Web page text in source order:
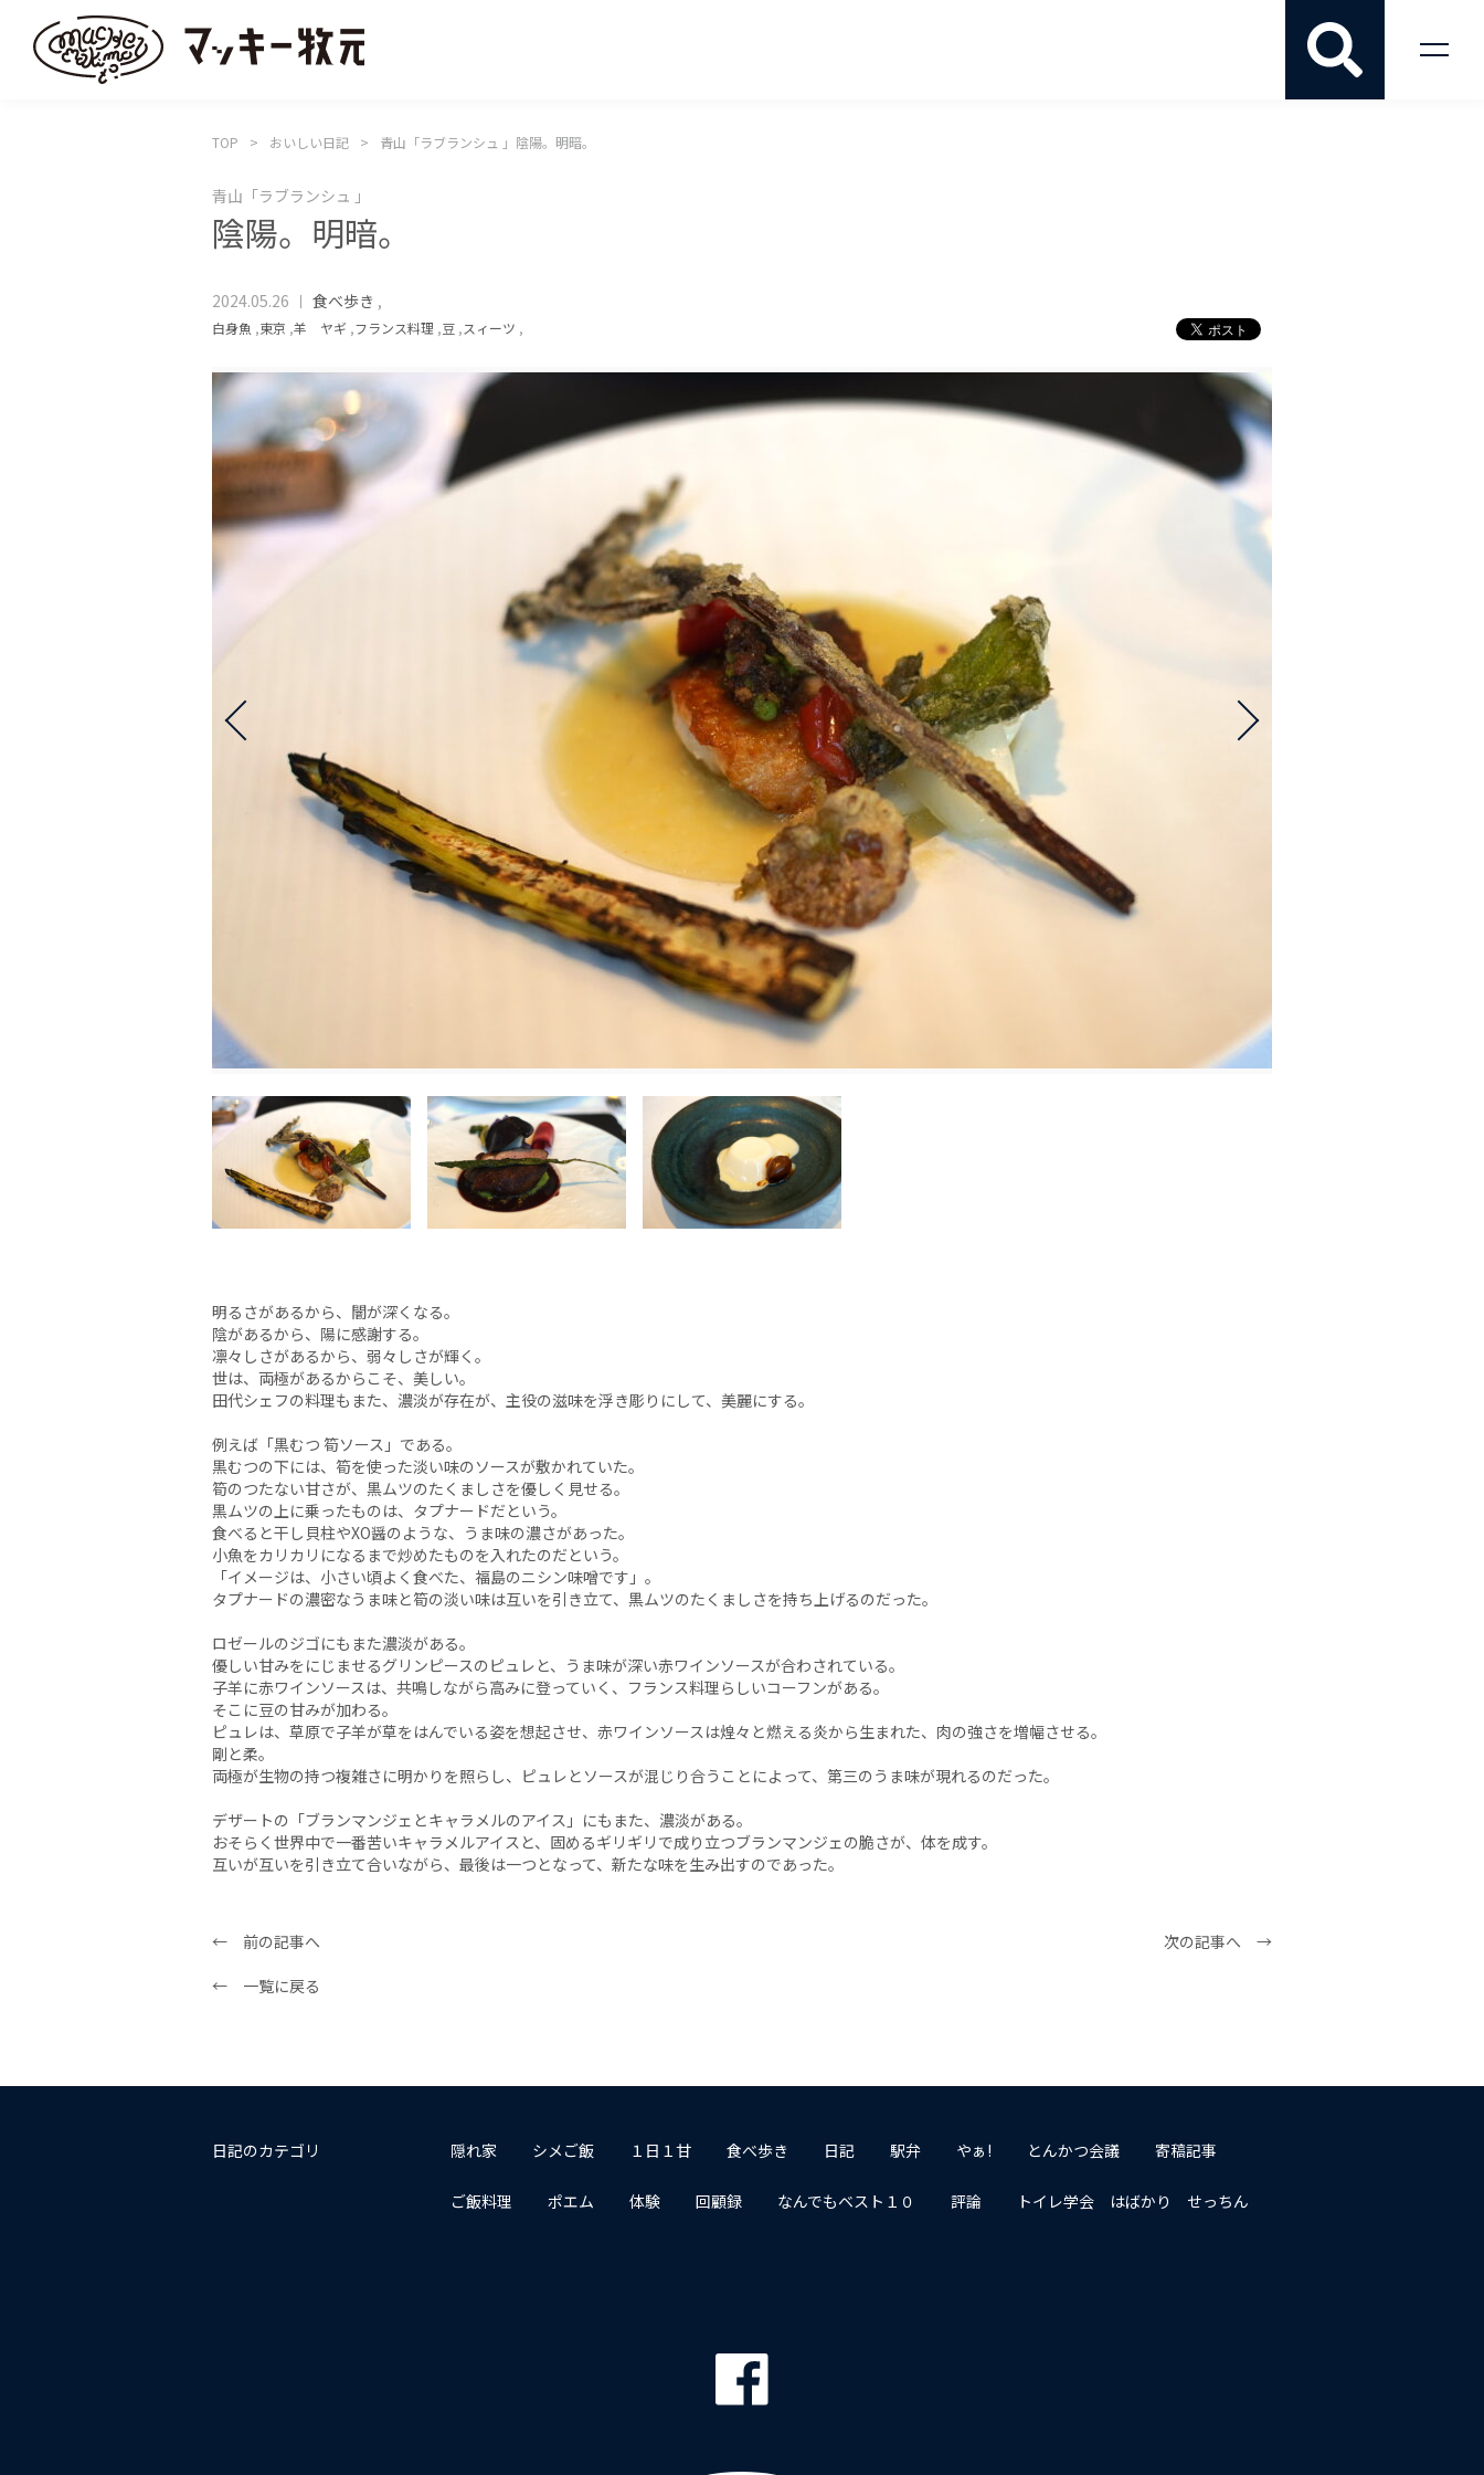
TOP おいしい日記 青山「ラブランシュ 」陰陽。明暗。
青山「ラブランシュ 」
陰陽。明暗。
2024.05.26 食べ歩き ,
白身魚 ,東京 ,羊 ヤギ ,フランス料理 ,豆 ,スィーツ ,
明るさがあるから、闇が深くなる。
陰があるから、陽に感謝する。
凛々しさがあるから、弱々しさが輝く。
世は、両極があるからこそ、美しい。
田代シェフの料理もまた、濃淡が存在が、主役の滋味を浮き彫りにして、美麗にする。
例えば「黒むつ 筍ソース」である。
黒むつの下には、筍を使った淡い味のソースが敷かれていた。
筍のつたない甘さが、黒ムツのたくましさを優しく見せる。
黒ムツの上に乗ったものは、タプナードだという。
食べると干し貝柱やXO醤のような、うま味の濃さがあった。
小魚をカリカリになるまで炒めたものを入れたのだという。
「イメージは、小さい頃よく食べた、福島のニシン味噌です」。
タプナードの濃密なうま味と筍の淡い味は互いを引き立て、黒ムツのたくましさを持ち上げるのだった。
ロゼールのジゴにもまた濃淡がある。
優しい甘みをにじませるグリンピースのピュレと、うま味が深い赤ワインソースが合わされている。
子羊に赤ワインソースは、共鳴しながら高みに登っていく、フランス料理らしいコーフンがある。
そこに豆の甘みが加わる。
ピュレは、草原で子羊が草をはんでいる姿を想起させ、赤ワインソースは煌々と燃える炎から生まれた、肉の強さを増幅させる。
剛と柔。
両極が生物の持つ複雑さに明かりを照らし、ピュレとソースが混じり合うことによって、第三のうま味が現れるのだった。
デザートの「ブランマンジェとキャラメルのアイス」にもまた、濃淡がある。
おそらく世界中で一番苦いキャラメルアイスと、固めるギリギリで成り立つブランマンジェの脆さが、体を成す。
互いが互いを引き立て合いながら、最後は一つとなって、新たな味を生み出すのであった。
← 前の記事へ
次の記事へ →
← 一覧に戻る
日記のカテゴリ 隠れ家 シメご飯 １日１甘 食べ歩き 日記 駅弁 やぁ! とんかつ会議 寄稿記事
ご飯料理 ポエム 体験 回顧録 なんでもベスト１０ 評論 トイレ学会 はばかり せっちん